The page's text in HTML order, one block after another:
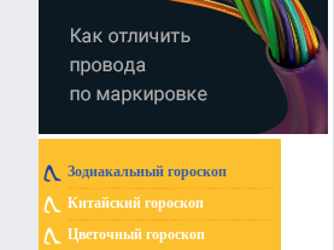
Зодиакальный гороскоп
Китайский гороскоп
Цветочный гороскоп